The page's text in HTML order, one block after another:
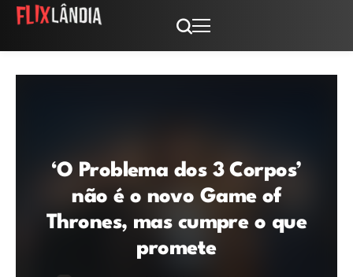
‘O Problema dos 3 Corpos’
não é o novo Game of
Thrones, mas cumpre o que
promete